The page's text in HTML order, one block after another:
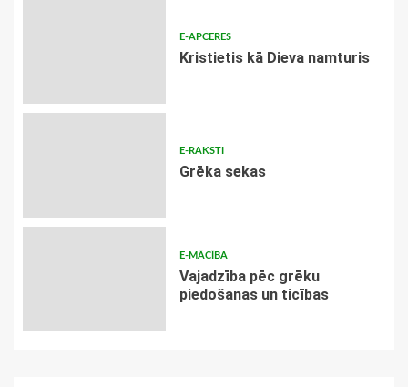
E-APCERES
Kristietis kā Dieva namturis
E-RAKSTI
Grēka sekas
E-MĀCĪBA
Vajadzība pēc grēku
piedošanas un ticības